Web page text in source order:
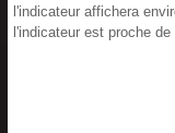
l'indicateur affichera
l'indicateur est proche